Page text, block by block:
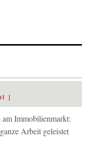
Immobilienmarkt:
Arbeit geleistet